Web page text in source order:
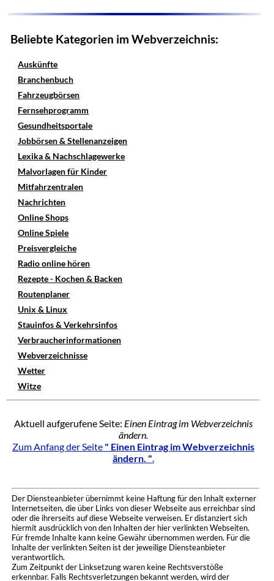
Beliebte Kategorien im Webverzeichnis:
Auskünfte
Branchenbuch
Fahrzeugbörsen
Fernsehprogramm
Gesundheitsportale
Jobbörsen & Stellenanzeigen
Lexika & Nachschlagewerke
Malvorlagen für Kinder
Mitfahrzentralen
Nachrichten
Online Shops
Online Spiele
Preisvergleiche
Radio online hören
Rezepte - Kochen & Backen
Routenplaner
Unix & Linux
Stauinfos & Verkehrsinfos
Verbraucherinformationen
Webverzeichnisse
Wetter
Witze
Aktuell aufgerufene Seite: Einen Eintrag im Webverzeichnis
ändern.
Zum Anfang der Seite " Einen Eintrag im Webverzeichnis
ändern. ".
Der Diensteanbieter übernimmt keine Haftung für den Inhalt externer
Internetseiten, die über Links von dieser Webseite aus erreichbar sind
oder die ihrerseits auf diese Webseite verweisen. Er distanziert sich
hiermit ausdrücklich von den Inhalten der hier verlinkten Webseiten.
Für fremde Inhalte kann keine Gewähr übernommen werden. Für die
Inhalte der verlinkten Seiten ist der jeweilige Diensteanbieter
verantwortlich.
Zum Zeitpunkt der Linksetzung waren keine Rechtsverstöße
erkennbar. Falls Rechtsverletzungen bekannt werden, wird der